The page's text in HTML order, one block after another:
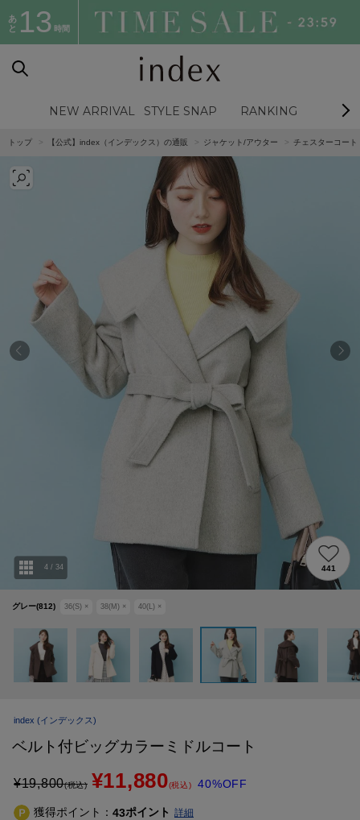
あ
と 13 時間
NEW ARRIVAL STYLE SNAP RANKING
トップ 【公式】index（インデックス）の通販 ジャケット/アウター チェスターコート
グレー(812) 36(S) × 38(M) × 40(L) ×
4 / 34 441
index (インデックス)
ベルト付ビッグカラーミドルコート
¥19,800(税込) ¥11,880(税込) 40%OFF
獲得ポイント： 43ポイント 詳細